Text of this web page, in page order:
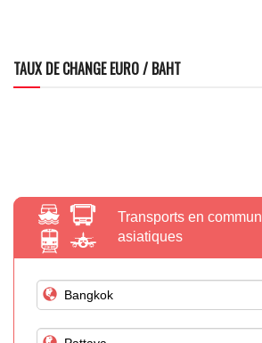
TAUX DE CHANGE EURO / BAHT
Transports en commun
asiatiques